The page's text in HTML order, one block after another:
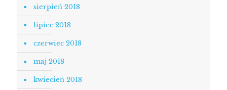
sierpień 2018
lipiec 2018
czerwiec 2018
maj 2018
kwiecień 2018